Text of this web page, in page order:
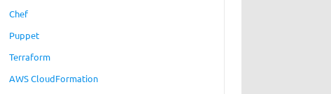
Chef
Puppet
Terraform
AWS CloudFormation